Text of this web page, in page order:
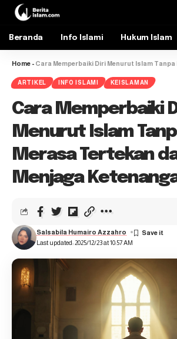
Beranda Info Islami Hukum Islam
Home - Cara Memperbaiki Diri Menurut Islam Tanpa Merasa Tertekan
ARTIKEL INFO ISLAMI KEISLAMAN
Cara Memperbaiki
Menurut Islam
Merasa Tertekan
Menjaga
Last updated: 2025/12/23 at 10:57 AM
Salsabila Humairo Azzahro